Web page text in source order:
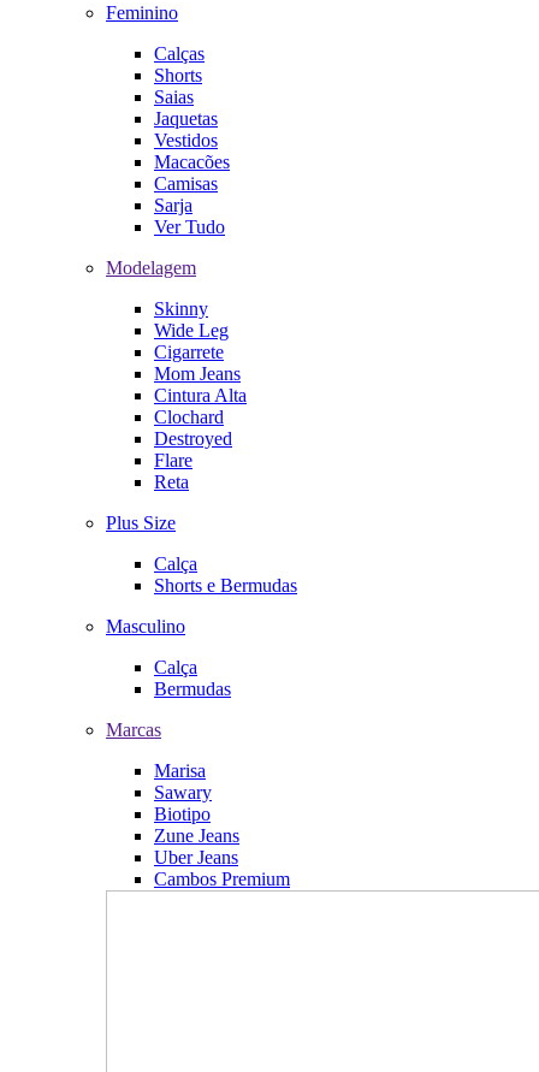
Feminino
Calças
Shorts
Saias
Jaquetas
Vestidos
Macacões
Camisas
Sarja
Ver Tudo
Modelagem
Skinny
Wide Leg
Cigarrete
Mom Jeans
Cintura Alta
Clochard
Destroyed
Flare
Reta
Plus Size
Calça
Shorts e Bermudas
Masculino
Calça
Bermudas
Marcas
Marisa
Sawary
Biotipo
Zune Jeans
Uber Jeans
Cambos Premium